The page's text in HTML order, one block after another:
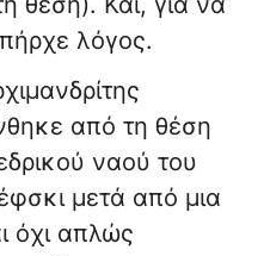
λόγος.
από τη θέση
ναού του
μετά από μια
όχι απλώς